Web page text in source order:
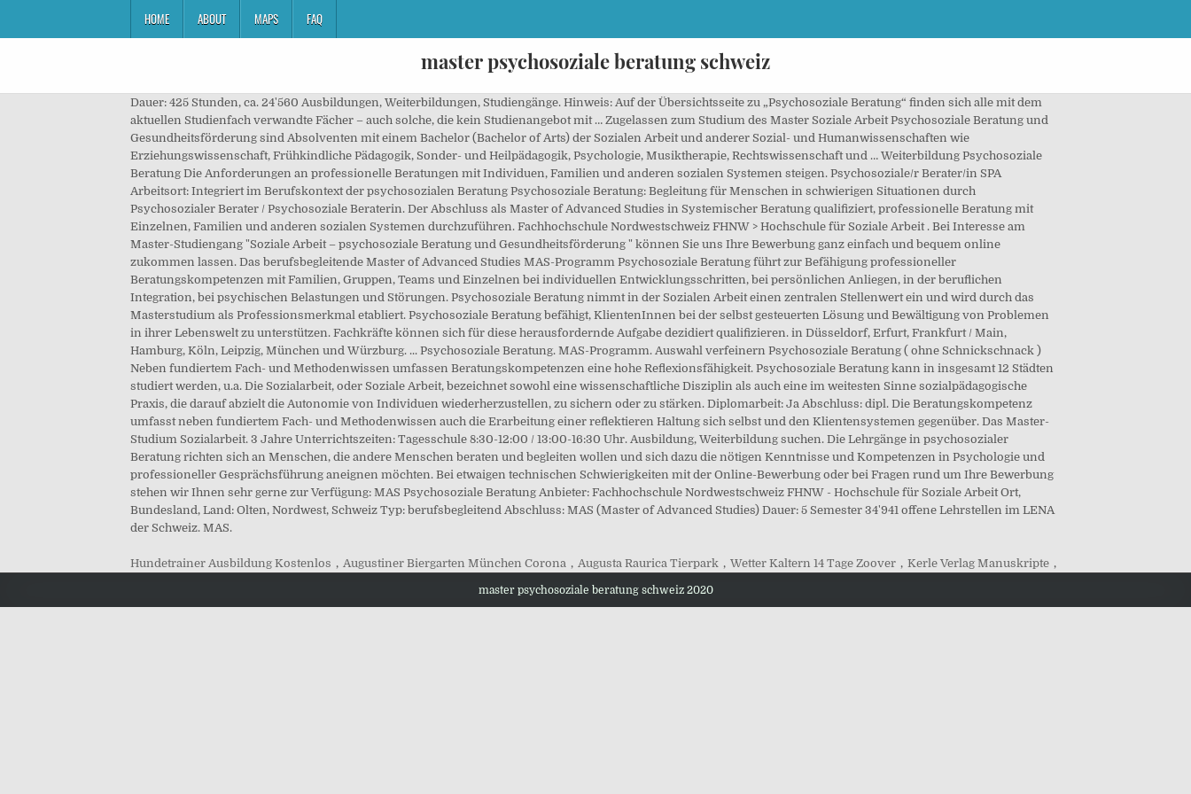
HOME ABOUT MAPS FAQ
master psychosoziale beratung schweiz
Dauer: 425 Stunden, ca. 24'560 Ausbildungen, Weiterbildungen, Studiengänge. Hinweis: Auf der Übersichtsseite zu „Psychosoziale Beratung“ finden sich alle mit dem
aktuellen Studienfach verwandte Fächer – auch solche, die kein Studienangebot mit … Zugelassen zum Studium des Master Soziale Arbeit Psychosoziale Beratung und
Gesundheitsförderung sind Absolventen mit einem Bachelor (Bachelor of Arts) der Sozialen Arbeit und anderer Sozial- und Humanwissenschaften wie
Erziehungswissenschaft, Frühkindliche Pädagogik, Sonder- und Heilpädagogik, Psychologie, Musiktherapie, Rechtswissenschaft und … Weiterbildung Psychosoziale
Beratung Die Anforderungen an professionelle Beratungen mit Individuen, Familien und anderen sozialen Systemen steigen. Psychosoziale/r Berater/in SPA
Arbeitsort: Integriert im Berufskontext der psychosozialen Beratung Psychosoziale Beratung: Begleitung für Menschen in schwierigen Situationen durch
Psychosozialer Berater / Psychosoziale Beraterin. Der Abschluss als Master of Advanced Studies in Systemischer Beratung qualifiziert, professionelle Beratung mit
Einzelnen, Familien und anderen sozialen Systemen durchzuführen. Fachhochschule Nordwestschweiz FHNW > Hochschule für Soziale Arbeit . Bei Interesse am
Master-Studiengang "Soziale Arbeit – psychosoziale Beratung und Gesundheitsförderung " können Sie uns Ihre Bewerbung ganz einfach und bequem online
zukommen lassen. Das berufsbegleitende Master of Advanced Studies MAS-Programm Psychosoziale Beratung führt zur Befähigung professioneller
Beratungskompetenzen mit Familien, Gruppen, Teams und Einzelnen bei individuellen Entwicklungsschritten, bei persönlichen Anliegen, in der beruflichen
Integration, bei psychischen Belastungen und Störungen. Psychosoziale Beratung nimmt in der Sozialen Arbeit einen zentralen Stellenwert ein und wird durch das
Masterstudium als Professionsmerkmal etabliert. Psychosoziale Beratung befähigt, KlientenInnen bei der selbst gesteuerten Lösung und Bewältigung von Problemen
in ihrer Lebenswelt zu unterstützen. Fachkräfte können sich für diese herausfordernde Aufgabe dezidiert qualifizieren. in Düsseldorf, Erfurt, Frankfurt / Main,
Hamburg, Köln, Leipzig, München und Würzburg. ... Psychosoziale Beratung. MAS-Programm. Auswahl verfeinern Psychosoziale Beratung ( ohne Schnickschnack )
Neben fundiertem Fach- und Methodenwissen umfassen Beratungskompetenzen eine hohe Reflexionsfähigkeit. Psychosoziale Beratung kann in insgesamt 12 Städten
studiert werden, u.a. Die Sozialarbeit, oder Soziale Arbeit, bezeichnet sowohl eine wissenschaftliche Disziplin als auch eine im weitesten Sinne sozialpädagogische
Praxis, die darauf abzielt die Autonomie von Individuen wiederherzustellen, zu sichern oder zu stärken. Diplomarbeit: Ja Abschluss: dipl. Die Beratungskompetenz
umfasst neben fundiertem Fach- und Methodenwissen auch die Erarbeitung einer reflektieren Haltung sich selbst und den Klientensystemen gegenüber. Das Master-
Studium Sozialarbeit. 3 Jahre Unterrichtszeiten: Tagesschule 8:30-12:00 / 13:00-16:30 Uhr. Ausbildung, Weiterbildung suchen. Die Lehrgänge in psychosozialer
Beratung richten sich an Menschen, die andere Menschen beraten und begleiten wollen und sich dazu die nötigen Kenntnisse und Kompetenzen in Psychologie und
professioneller Gesprächsführung aneignen möchten. Bei etwaigen technischen Schwierigkeiten mit der Online-Bewerbung oder bei Fragen rund um Ihre Bewerbung
stehen wir Ihnen sehr gerne zur Verfügung: MAS Psychosoziale Beratung Anbieter: Fachhochschule Nordwestschweiz FHNW - Hochschule für Soziale Arbeit Ort,
Bundesland, Land: Olten, Nordwest, Schweiz Typ: berufsbegleitend Abschluss: MAS (Master of Advanced Studies) Dauer: 5 Semester 34'941 offene Lehrstellen im LENA
der Schweiz. MAS.
Hundetrainer Ausbildung Kostenlos , Augustiner Biergarten München Corona , Augusta Raurica Tierpark , Wetter Kaltern 14 Tage Zoover , Kerle Verlag Manuskripte ,
master psychosoziale beratung schweiz 2020